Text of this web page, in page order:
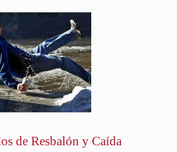
de Resbalón y Caída